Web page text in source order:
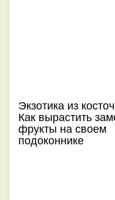
Экзотика из
Как вырастить
фрукты на своем
подоконнике